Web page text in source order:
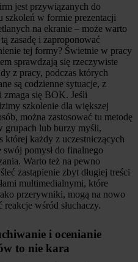
jest przywiązanych do
szkoleń w formie prezentacji
na ekranie – może warto
tą zasadę i zaproponować
tej formy? Świetnie w pracy
sprawdzają się rzeczywiste
z pracy, podczas których
są codzienne sytuacje, z
zmaga się BOK. Jeśli
szkolenie dla większej
można zastosować tu metodę
grupach lub burzy myśli,
której każdy z uczestniczących
swój pomysł do finalnego
Warto też na pewno
zastąpienie zbyt długiej treści
multimedialnymi, które
przerywniki, mogą na nowo
reakcje wśród słuchaczy.
i ocenianie
to nie kara